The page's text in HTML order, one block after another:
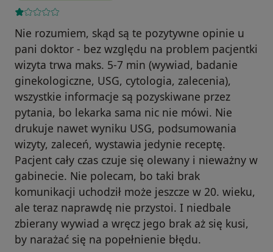
Nie rozumiem, skąd są te pozytywne opinie u
pani doktor - bez względu na problem pacjentki
wizyta trwa maks. 5-7 min (wywiad, badanie
ginekologiczne, USG, cytologia, zalecenia),
wszystkie informacje są pozyskiwane przez
pytania, bo lekarka sama nic nie mówi. Nie
drukuje nawet wyniku USG, podsumowania
wizyty, zaleceń, wystawia jedynie receptę.
Pacjent cały czas czuje się olewany i nieważny w
gabinecie. Nie polecam, bo taki brak
komunikacji uchodził może jeszcze w 20. wieku,
ale teraz naprawdę nie przystoi. I niedbale
zbierany wywiad a wręcz jego brak aż się kusi,
by narażać się na popełnienie błędu.